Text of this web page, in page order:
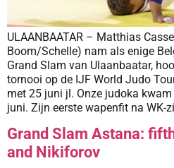
ULAANBAATAR – Matthias
Boom/Schelle) nam als enige
Grand Slam van Ulaanbaatar,
tornooi op de IJF World Judo
met 25 juni jl. Onze judoka
juni. Zijn eerste wapenfit na WK-
Grand Slam Astana:
and Nikiforov